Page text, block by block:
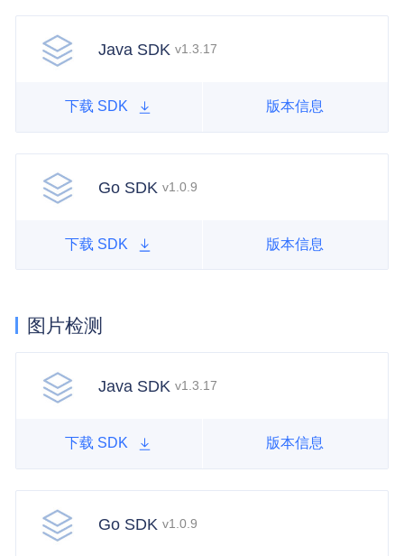
Java SDK v1.3.17
下载 SDK 版本信息
Go SDK v1.0.9
下载 SDK 版本信息
图片检测
Java SDK v1.3.17
下载 SDK 版本信息
Go SDK v1.0.9